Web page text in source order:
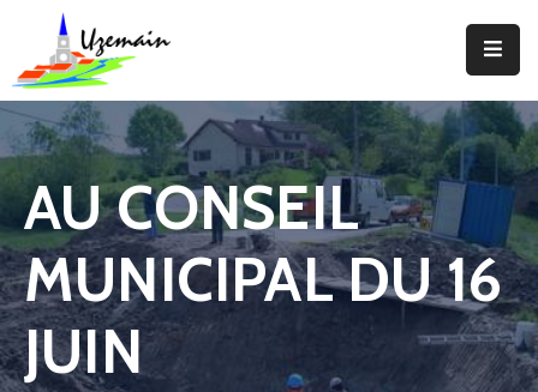
Actualités
Agenda
Votre
Commune
Votre
Mairie
Services
AU CONSEIL
MUNICIPAL DU 16
JUIN